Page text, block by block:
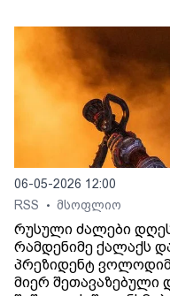
06-05-2026 12:00
RSS
• მსოფლიო
რუსული ძალები
რამდენიმე ქალაქს
პრეზიდენტ
მიერ შეთავაზებული